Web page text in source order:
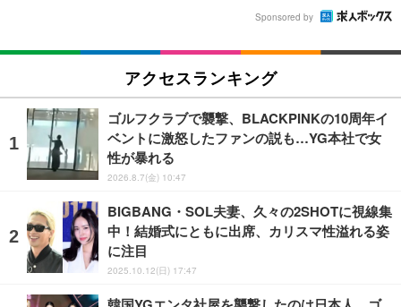
Sponsored by
アクセスランキング
ゴルフクラブで襲撃、BLACKPINKの10周年イ
ベントに激怒したファンの説も…YG本社で女
性が暴れる
2026.8.7(金) 10:47
BIGBANG・SOL夫妻、久々の2SHOTに視線集
中！結婚式にともに出席、カリスマ性溢れる姿
に注目
2025.10.12(日) 17:47
韓国YGエンタ社屋を襲撃したのは日本人…ゴ